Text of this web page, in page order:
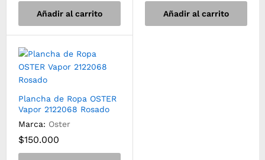
Añadir al carrito Añadir al carrito
Plancha de Ropa OSTER
Vapor 2122068 Rosado
Marca: Oster
$150.000